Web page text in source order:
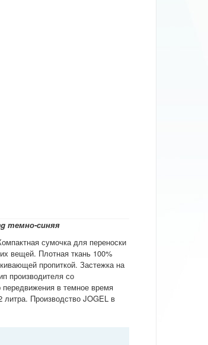
темно-синяя
сумочка для переноски
вещей. Плотная ткань 100%
пропиткой. Застежка на
производителя со
в темное время
Производство JOGEL в